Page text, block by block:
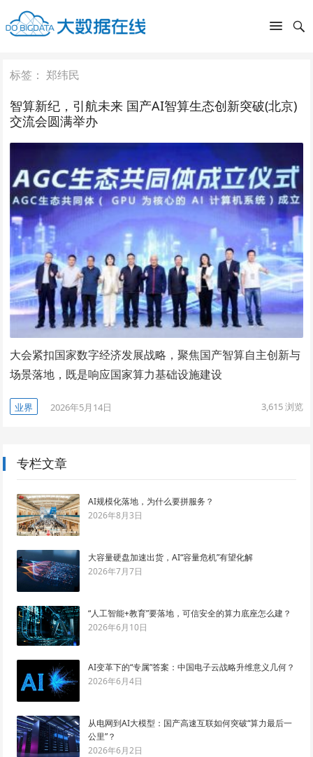
标签：郑纬民
智算新纪，引航未来 国产AI智算生态创新突破(北京)
交流会圆满举办
大会紧扣国家数字经济发展战略，聚焦国产智算自主创新与
场景落地，既是响应国家算力基础设施建设
业界 2026年5月14日 3,615浏览
专栏文章
AI规模化落地，为什么要拼服务？
2026年8月3日
大容量硬盘加速出货，AI“容量危机”有望化解
2026年7月7日
“人工智能+教育”要落地，可信安全的算力底座怎么建？
2026年6月10日
AI变革下的“专属”答案：中国电子云战略升维意义几何？
2026年6月4日
从电网到AI大模型：国产高速互联如何突破“算力最后一
公里”？
2026年6月2日